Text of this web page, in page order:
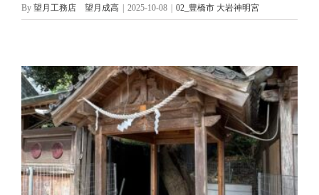
By 望月工務店 望月成高 | 2025-10-08 | 02_豊橋市 大岩神明宮